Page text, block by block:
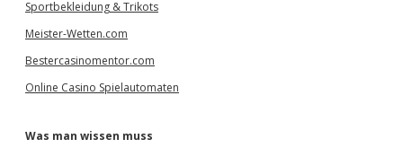
Sportbekleidung & Trikots
Meister-Wetten.com
Bestercasinomentor.com
Online Casino Spielautomaten
Was man wissen muss